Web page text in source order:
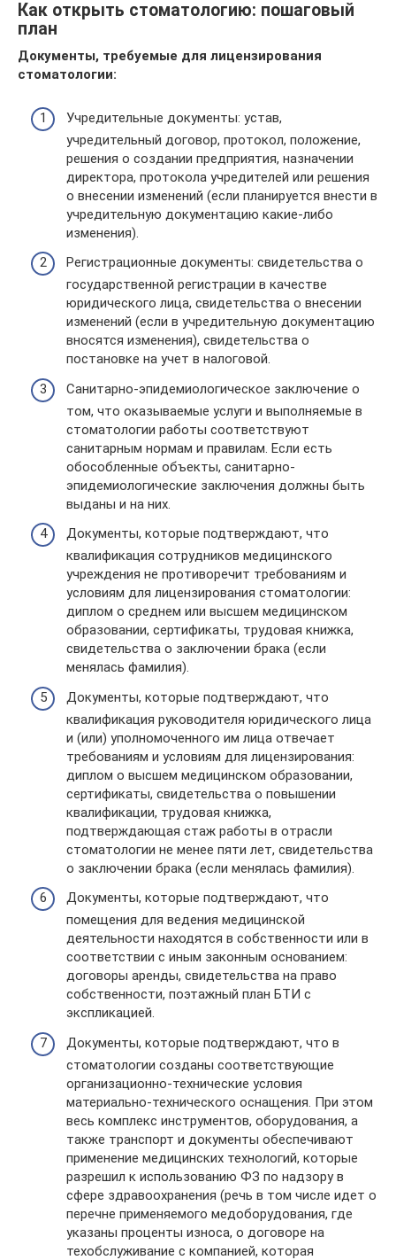
Как открыть стоматологию: пошаговый
план
Документы, требуемые для лицензирования
стоматологии:
Учредительные документы: устав,
учредительный договор, протокол, положение,
решения о создании предприятия, назначении
директора, протокола учредителей или решения
о внесении изменений (если планируется внести в
учредительную документацию какие-либо
изменения).
Регистрационные документы: свидетельства о
государственной регистрации в качестве
юридического лица, свидетельства о внесении
изменений (если в учредительную документацию
вносятся изменения), свидетельства о
постановке на учет в налоговой.
Санитарно-эпидемиологическое заключение о
том, что оказываемые услуги и выполняемые в
стоматологии работы соответствуют
санитарным нормам и правилам. Если есть
обособленные объекты, санитарно-
эпидемиологические заключения должны быть
выданы и на них.
Документы, которые подтверждают, что
квалификация сотрудников медицинского
учреждения не противоречит требованиям и
условиям для лицензирования стоматологии:
диплом о среднем или высшем медицинском
образовании, сертификаты, трудовая книжка,
свидетельства о заключении брака (если
менялась фамилия).
Документы, которые подтверждают, что
квалификация руководителя юридического лица
и (или) уполномоченного им лица отвечает
требованиям и условиям для лицензирования:
диплом о высшем медицинском образовании,
сертификаты, свидетельства о повышении
квалификации, трудовая книжка,
подтверждающая стаж работы в отрасли
стоматологии не менее пяти лет, свидетельства
о заключении брака (если менялась фамилия).
Документы, которые подтверждают, что
помещения для ведения медицинской
деятельности находятся в собственности или в
соответствии с иным законным основанием:
договоры аренды, свидетельства на право
собственности, поэтажный план БТИ с
экспликацией.
Документы, которые подтверждают, что в
стоматологии созданы соответствующие
организационно-технические условия
материально-технического оснащения. При этом
весь комплекс инструментов, оборудования, а
также транспорт и документы обеспечивают
применение медицинских технологий, которые
разрешил к использованию ФЗ по надзору в
сфере здравоохранения (речь в том числе идет о
перечне применяемого медоборудования, где
указаны проценты износа, о договоре на
техобслуживание с компанией, которая